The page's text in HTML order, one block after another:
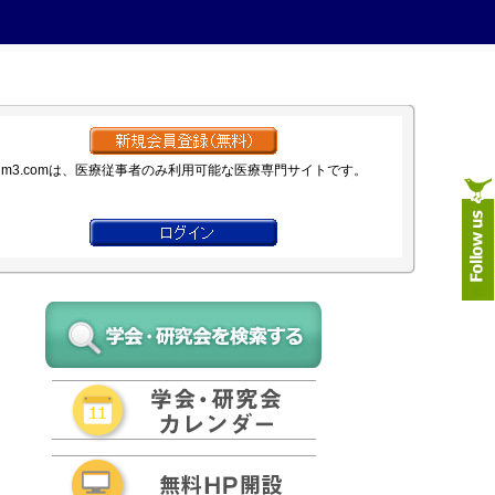
m3.comは、医療従事者のみ利用可能な医療専門サイトです。